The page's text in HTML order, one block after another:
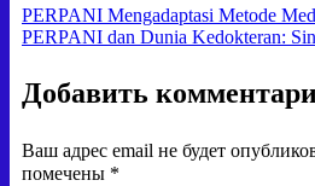
Навигация
по
записям
PERPANI Mengadaptasi Metode
PERPANI dan Dunia Kedokteran:
Добавить
Ваш адрес email не будет
помечены *